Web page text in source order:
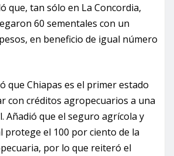
que, tan sólo en La Concordia,
60 sementales con un
en beneficio de igual número
que Chiapas es el primer estado
con créditos agropecuarios a una
Añadió que el seguro agrícola y
protege el 100 por ciento de la
por lo que reiteró el